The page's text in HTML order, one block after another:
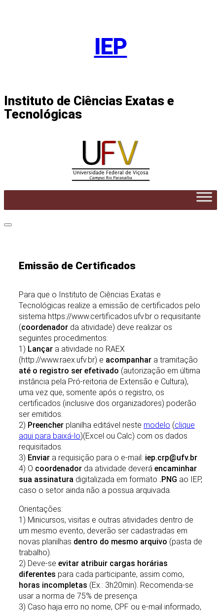
IEP
Instituto de Ciências Exatas e
Tecnológicas
Emissão de Certificados
Para que o Instituto de Ciências Exatas e
Tecnológicas realize a emissão de certificados pelo
sistema https://www.certificados.ufv.br o requisitante
(coordenador da atividade) deve realizar os
seguintes procedimentos:
1) Lançar a atividade no RAEX
(http://www.raex.ufv.br) e acompanhar a tramitação
até o registro ser efetivado (autorização em última
instância pela Pró-reitoria de Extensão e Cultura),
uma vez que, somente após o registro, os
certificados (inclusive dos organizadores) poderão
ser emitidos.
2) Preencher planilha editável neste modelo (clique
aqui para baixá-lo)(Excel ou Calc) com os dados
requisitados.
3) Enviar a requisição para o e-mail: iep.crp@ufv.br
4) O coordenador da atividade deverá encaminhar
sua assinatura digitalizada em formato .PNG ao IEP,
caso o setor ainda não a possua arquivada.
Orientações:
1) Minicursos, visitas e outras atividades dentro de
um mesmo evento, deverão ser cadastradas em
novas planilhas dentro do mesmo arquivo (pasta de
trabalho).
2) Deve-se evitar atribuir cargas horárias
diferentes para cada participante, assim como,
horas incompletas (Ex.: 3h20min). Recomenda-se
usar a norma de 75% de presença.
3) Caso haja erro no nome, CPF ou e-mail informado,